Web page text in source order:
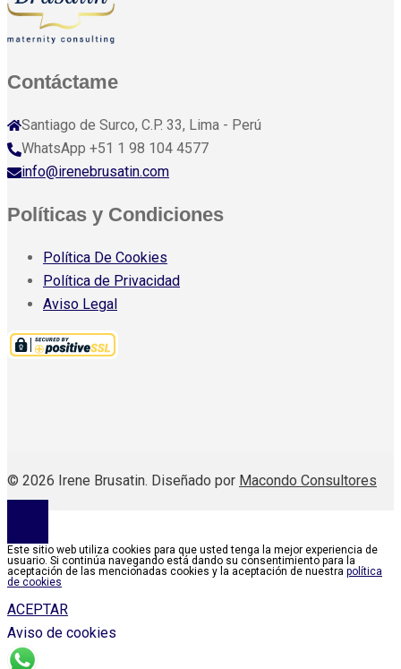
Contáctame
Santiago de Surco, C.P. 33, Lima - Perú
WhatsApp +51 1 98 104 4577
info@irenebrusatin.com
Políticas y Condiciones
Política De Cookies
Política de Privacidad
Aviso Legal
© 2026 Irene Brusatin. Diseñado por Macondo Consultores
Este sitio web utiliza cookies para que usted tenga la mejor experiencia de
usuario. Si continúa navegando está dando su consentimiento para la
aceptación de las mencionadas cookies y la aceptación de nuestra política
de cookies
ACEPTAR
Aviso de cookies